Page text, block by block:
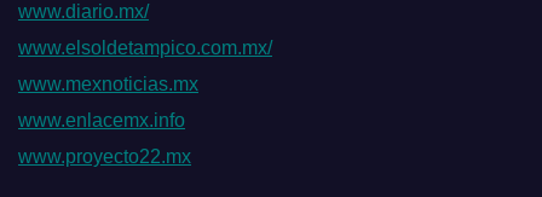
www.diario.mx/
www.elsoldetampico.com.mx/
www.mexnoticias.mx
www.enlacemx.info
www.proyecto22.mx